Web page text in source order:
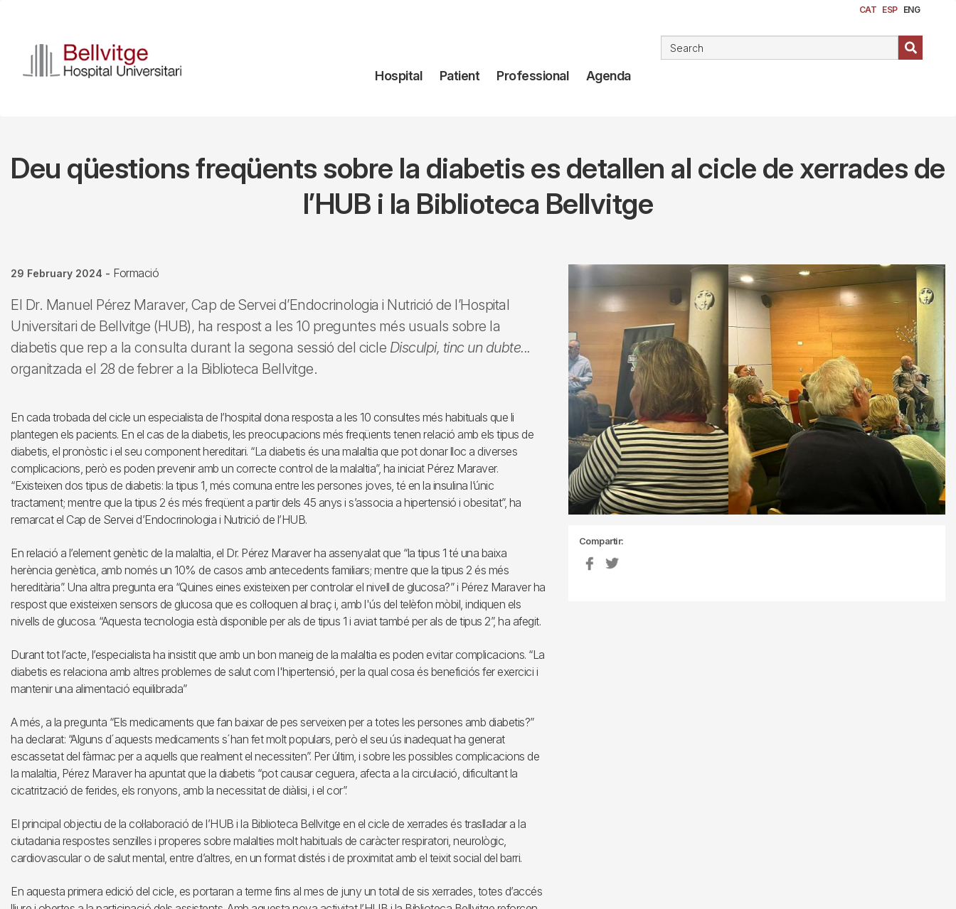
content
CAT ESP ENG
Navegación
Hospital Patient Professional Agenda
Deu qüestions freqüents sobre la diabetis es detallen al cicle de xerrades de
l’HUB i la Biblioteca Bellvitge
29 February 2024 - Formació
El Dr. Manuel Pérez Maraver, Cap de Servei d’Endocrinologia i Nutrició de l’Hospital
Universitari de Bellvitge (HUB), ha respost a les 10 preguntes més usuals sobre la
diabetis que rep a la consulta durant la segona sessió del cicle Disculpi, tinc un dubte...
organitzada el 28 de febrer a la Biblioteca Bellvitge.
En cada trobada del cicle un especialista de l’hospital dona resposta a les 10 consultes més habituals que li
plantegen els pacients. En el cas de la diabetis, les preocupacions més freqüents tenen relació amb els tipus de
diabetis, el pronòstic i el seu component hereditari. “La diabetis és una malaltia que pot donar lloc a diverses
complicacions, però es poden prevenir amb un correcte control de la malaltia”, ha iniciat Pérez Maraver.
“Existeixen dos tipus de diabetis: la tipus 1, més comuna entre les persones joves, té en la insulina l’únic
tractament; mentre que la tipus 2 és més freqüent a partir dels 45 anys i s’associa a hipertensió i obesitat”, ha
remarcat el Cap de Servei d’Endocrinologia i Nutrició de l’HUB.
En relació a l’element genètic de la malaltia, el Dr. Pérez Maraver ha assenyalat que “la tipus 1 té una baixa
herència genètica, amb només un 10% de casos amb antecedents familiars; mentre que la tipus 2 és més
hereditària”. Una altra pregunta era “Quines eines existeixen per controlar el nivell de glucosa?” i Pérez Maraver ha
respost que existeixen sensors de glucosa que es col·loquen al braç i, amb l'ús del telèfon mòbil, indiquen els
nivells de glucosa. “Aquesta tecnologia està disponible per als de tipus 1 i aviat també per als de tipus 2”, ha afegit.
Durant tot l’acte, l’especialista ha insistit que amb un bon maneig de la malaltia es poden evitar complicacions. “La
diabetis es relaciona amb altres problemes de salut com l'hipertensió, per la qual cosa és beneficiós fer exercici i
mantenir una alimentació equilibrada”
A més, a la pregunta “Els medicaments que fan baixar de pes serveixen per a totes les persones amb diabetis?”
ha declarat: “Alguns d´aquests medicaments s´han fet molt populars, però el seu ús inadequat ha generat
escassetat del fàrmac per a aquells que realment el necessiten”. Per últim, i sobre les possibles complicacions de
la malaltia, Pérez Maraver ha apuntat que la diabetis “pot causar ceguera, afecta a la circulació, dificultant la
cicatrització de ferides, els ronyons, amb la necessitat de diàlisi, i el cor”.
El principal objectiu de la col·laboració de l’HUB i la Biblioteca Bellvitge en el cicle de xerrades és traslladar a la
ciutadania respostes senzilles i properes sobre malalties molt habituals de caràcter respiratori, neurològic,
cardiovascular o de salut mental, entre d’altres, en un format distés i de proximitat amb el teixit social del barri.
En aquesta primera edició del cicle, es portaran a terme fins al mes de juny un total de sis xerrades, totes d’accés
Compartir: